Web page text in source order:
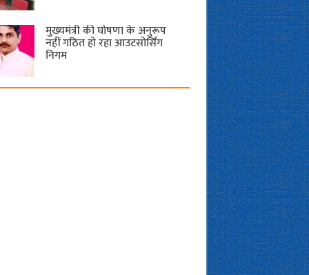
मुख्यमंत्री की घोषणा के अनुरूप
नहीं गठित हो रहा आउटसोर्सिंग
निगम